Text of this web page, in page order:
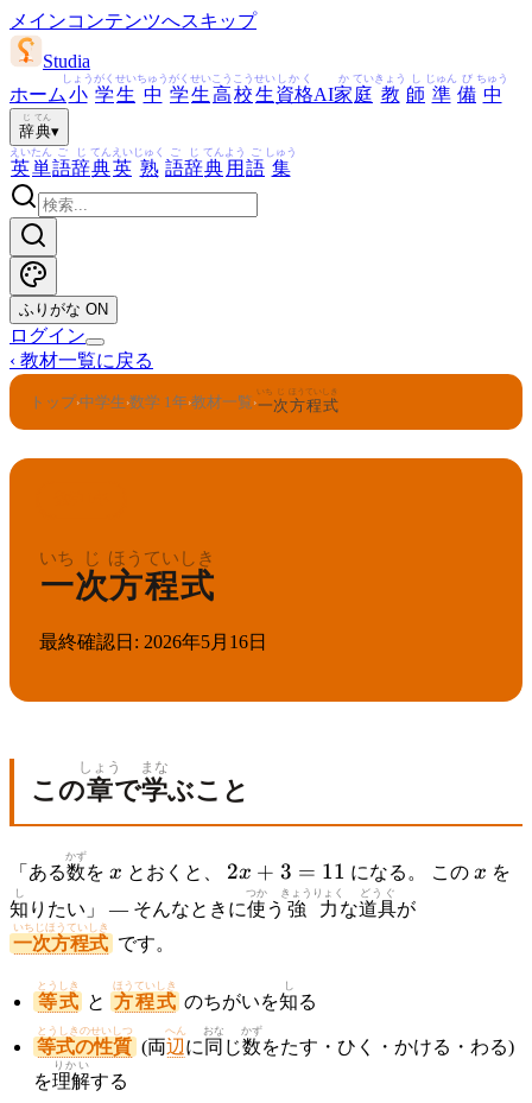
メインコンテンツへスキップ
Studia
ホーム 小
しょう
学
がく
生
せい
中
ちゅう
学
がく
生
せい
高
こう
校
こう
生
せい
資格
しかく
AI家
か
庭
てい
教
きょう
師
し
準
じゅん
備
び
中
ちゅう
辞
じ
典
てん
▾
英
えい
単
たん
語
ご
辞
じ
典
てん
英
えい
熟
じゅく
語
ご
辞
じ
典
てん
用
よう
語
ご
集
しゅう
ふりがな ON
ログイン
‹ 教材一覧に戻る
トップ›中学生›数学 1年›教材一覧›一
いち
次
じ
方程式
ほうていしき
一
いち
次
じ
方程式
ほうていしき
最終確認日 : 2026年5月16日
この章
しょう
で学
まな
ぶこと
「ある数
かず
を x
x とおくと、 2x
3
2x + 3 = 11 になる。 このx
x を
知
し
りたい」 — そんなときに使
つか
う 強力
きょうりょく
な道具
どうぐ
が
一次方程式
いちじほうていしき
です。
等式
とうしき
と 方程式
ほうていしき
のちがいを知
し
る
等式の性質
とうしきのせいしつ
(両辺
へん
に 同
おな
じ数
かず
をたす・ひく・かける・わる)
を理解
りかい
する